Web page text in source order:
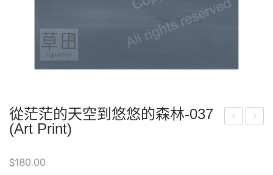
從茫茫的天空到悠悠的森林-037
(Art Print)
$180.00